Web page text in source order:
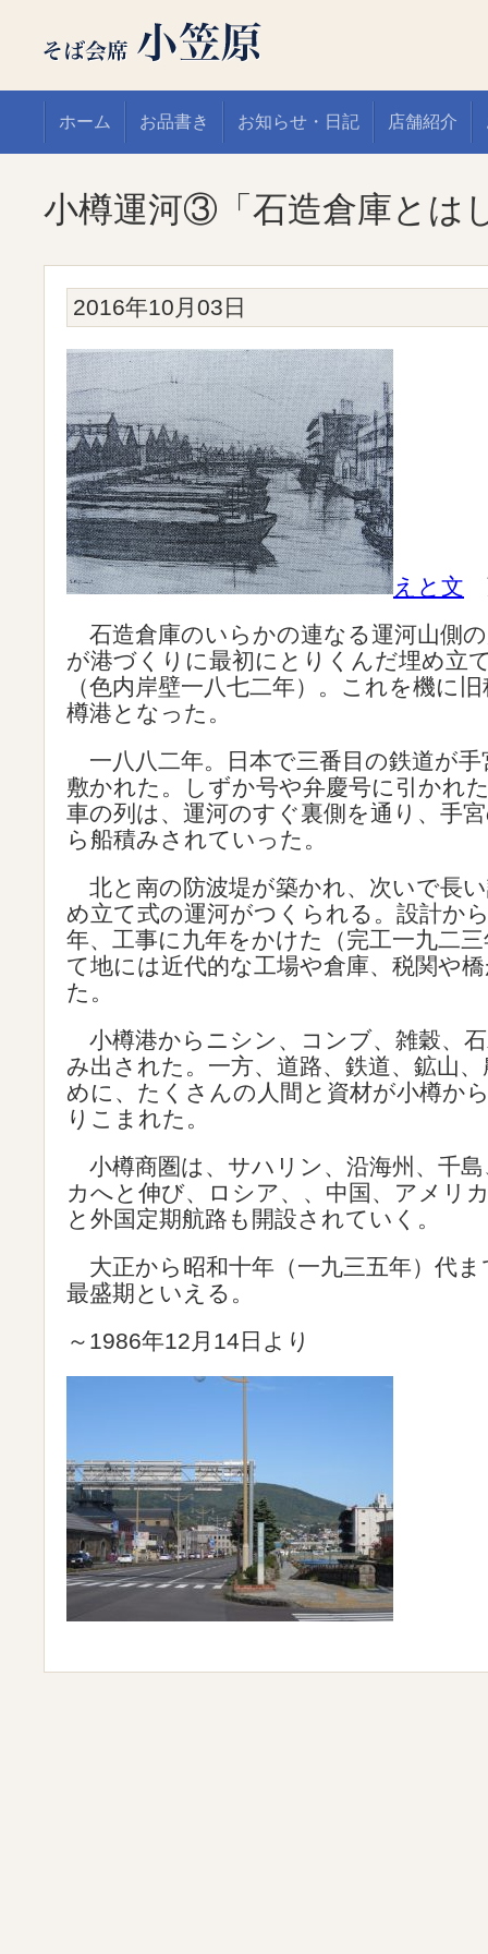
ホーム お品書き お知らせ・日記 店舗紹介
小樽運河③「石造倉庫とは
2016年10月03日
えと文
石造倉庫のいらかの連なる運河山側
が港づくりに最初にとりくんだ埋め立
（色内岸壁一八七二年）。これを機に
樽港となった。
一八八二年。日本で三番目の鉄道が手
敷かれた。しずか号や弁慶号に引かれ
車の列は、運河のすぐ裏側を通り、手
ら船積みされていった。
北と南の防波堤が築かれ、次いで長
め立て式の運河がつくられる。設計か
年、工事に九年をかけた（完工一九二
て地には近代的な工場や倉庫、税関や
た。
小樽港からニシン、コンブ、雑穀、
み出された。一方、道路、鉄道、鉱山
めに、たくさんの人間と資材が小樽か
りこまれた。
小樽商圏は、サハリン、沿海州、千
カへと伸び、ロシア、、中国、アメリ
と外国定期航路も開設されていく。
大正から昭和十年（一九三五年）代ま
最盛期といえる。
～1986年12月14日より